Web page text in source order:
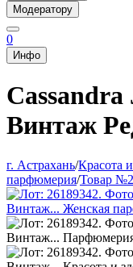
Модератору
0
Инфо
Cassandra
Винтаж
г. Астрахань/Красота
парфюмерия/Товар